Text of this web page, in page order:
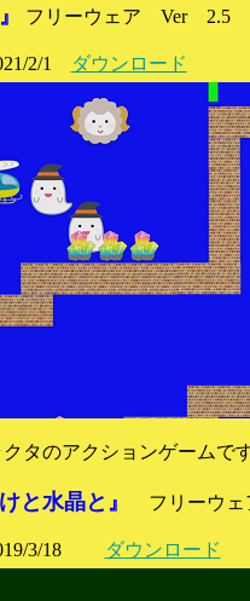
フリーウェア Ver 2.5
2/1 ダウンロード
タのアクションゲームで
と水晶と』 フリーウェ
3/18 ダウンロード